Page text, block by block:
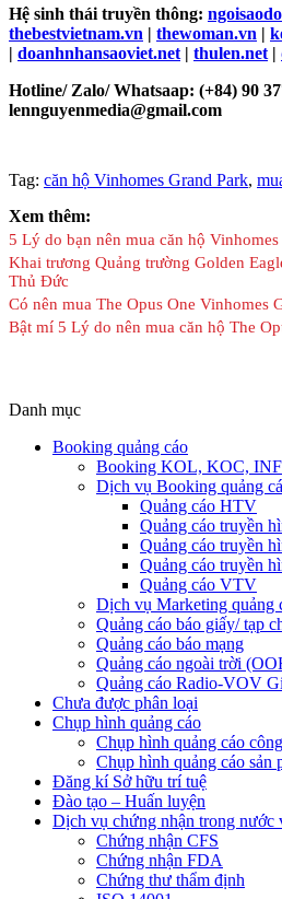
Hệ sinh thái truyền thông:
thebestvietnam.vn | thewoman.vn |
| doanhnhansaoviet.net | thulen.net |
Hotline/ Zalo/ Whatsaap: (+84) 90
lennguyenmedia@gmail.com
Tag: căn hộ Vinhomes Grand Park,
Xem thêm:
5 Lý do bạn nên mua căn hộ Vinhomes
Khai trương Quảng trường Golden
Thủ Đức
Có nên mua The Opus One Vinhomes
Bật mí 5 Lý do nên mua căn hộ The
Danh mục
Booking quảng cáo
Booking KOL, KOC,
Dịch vụ Booking quảng
Quảng cáo HTV
Quảng cáo truyền
Quảng cáo truyền
Quảng cáo truyền
Quảng cáo VTV
Dịch vụ Marketing quảng
Quảng cáo báo giấy/ tạp
Quảng cáo báo mạng
Quảng cáo ngoài trời
Quảng cáo Radio-VOV
Chưa được phân loại
Chụp hình quảng cáo
Chụp hình quảng cáo
Chụp hình quảng cáo sản
Đăng kí Sở hữu trí tuệ
Đào tạo – Huấn luyện
Dịch vụ chứng nhận trong nước
Chứng nhận CFS
Chứng nhận FDA
Chứng thư thẩm định